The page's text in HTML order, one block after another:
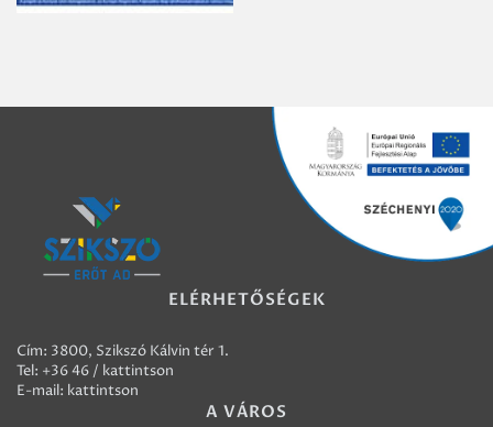
ELÉRHETŐSÉGEK
Cím: 3800, Szikszó Kálvin tér 1.
Tel: +36 46 / kattintson
E-mail: kattintson
A VÁROS